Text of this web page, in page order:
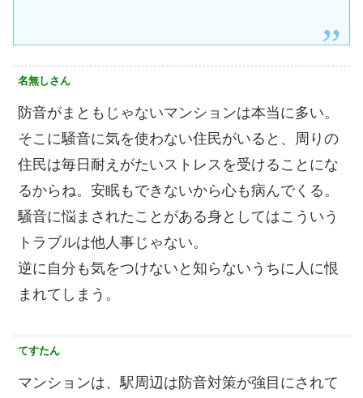
名無しさん
防音がまともじゃないマンションは本当に多い。
そこに騒音に気を使わない住民がいると、周りの
住民は毎日耐えがたいストレスを受けることにな
るからね。安眠もできないから心も病んでくる。
騒音に悩まされたことがある身としてはこういう
トラブルは他人事じゃない。
逆に自分も気をつけないと知らないうちに人に恨
まれてしまう。
てすたん
マンションは、駅周辺は防音対策が強目にされて